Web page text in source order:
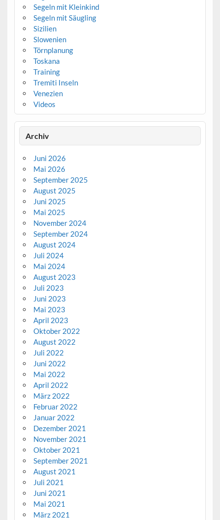
Segeln mit Kleinkind
Segeln mit Säugling
Sizilien
Slowenien
Törnplanung
Toskana
Training
Tremiti Inseln
Venezien
Videos
Archiv
Juni 2026
Mai 2026
September 2025
August 2025
Juni 2025
Mai 2025
November 2024
September 2024
August 2024
Juli 2024
Mai 2024
August 2023
Juli 2023
Juni 2023
Mai 2023
April 2023
Oktober 2022
August 2022
Juli 2022
Juni 2022
Mai 2022
April 2022
März 2022
Februar 2022
Januar 2022
Dezember 2021
November 2021
Oktober 2021
September 2021
August 2021
Juli 2021
Juni 2021
Mai 2021
März 2021